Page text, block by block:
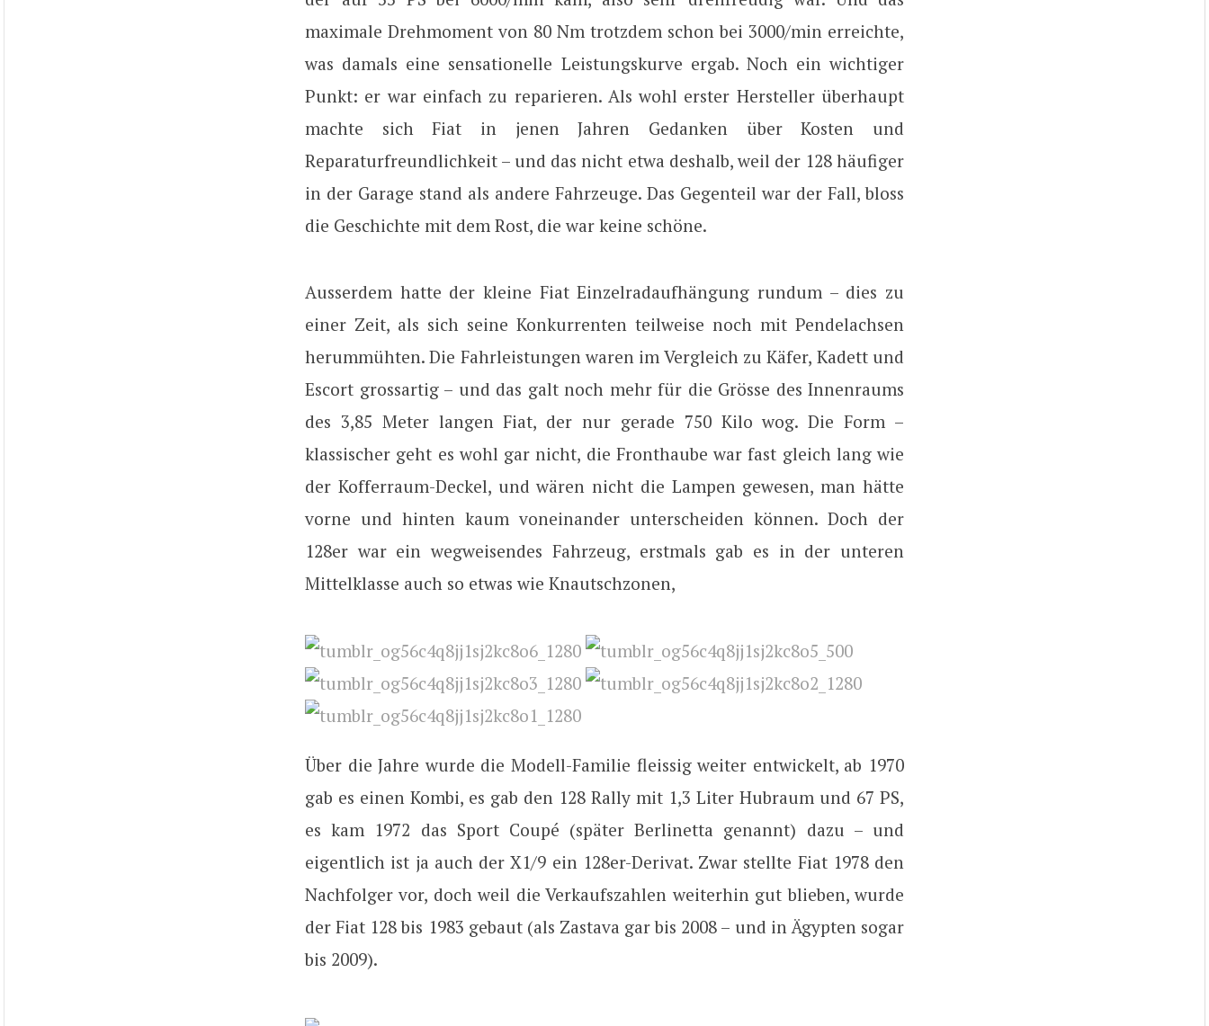
maximale Drehmoment von 80 Nm trotzdem schon bei 3000/min erreichte,
was damals eine sensationelle Leistungskurve ergab. Noch ein wichtiger
Punkt: er war einfach zu reparieren. Als wohl erster Hersteller überhaupt
machte sich Fiat in jenen Jahren Gedanken über Kosten und
Reparaturfreundlichkeit – und das nicht etwa deshalb, weil der 128 häufiger
in der Garage stand als andere Fahrzeuge. Das Gegenteil war der Fall, bloss
die Geschichte mit dem Rost, die war keine schöne.
Ausserdem hatte der kleine Fiat Einzelradaufhängung rundum – dies zu
einer Zeit, als sich seine Konkurrenten teilweise noch mit Pendelachsen
herummühten. Die Fahrleistungen waren im Vergleich zu Käfer, Kadett und
Escort grossartig – und das galt noch mehr für die Grösse des Innenraums
des 3,85 Meter langen Fiat, der nur gerade 750 Kilo wog. Die Form –
klassischer geht es wohl gar nicht, die Fronthaube war fast gleich lang wie
der Kofferraum-Deckel, und wären nicht die Lampen gewesen, man hätte
vorne und hinten kaum voneinander unterscheiden können. Doch der
128er war ein wegweisendes Fahrzeug, erstmals gab es in der unteren
Mittelklasse auch so etwas wie Knautschzonen,
Über die Jahre wurde die Modell-Familie fleissig weiter entwickelt, ab 1970
gab es einen Kombi, es gab den 128 Rally mit 1,3 Liter Hubraum und 67 PS,
es kam 1972 das Sport Coupé (später Berlinetta genannt) dazu – und
eigentlich ist ja auch der X1/9 ein 128er-Derivat. Zwar stellte Fiat 1978 den
Nachfolger vor, doch weil die Verkaufszahlen weiterhin gut blieben, wurde
der Fiat 128 bis 1983 gebaut (als Zastava gar bis 2008 – und in Ägypten sogar
bis 2009).